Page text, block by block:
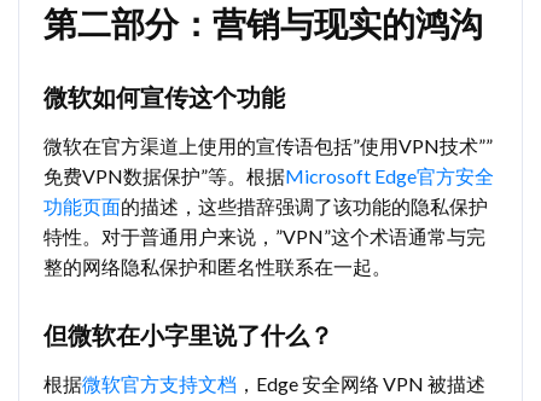
第二部分：营销与现实的鸿沟
微软如何宣传这个功能
微软在官方渠道上使用的宣传语包括”使用VPN技术””
免费VPN数据保护”等。根据Microsoft Edge官方安全
功能页面的描述，这些措辞强调了该功能的隐私保护
特性。对于普通用户来说，”VPN”这个术语通常与完
整的网络隐私保护和匿名性联系在一起。
但微软在小字里说了什么？
根据微软官方支持文档 ，Edge 安全网络 VPN 被描述